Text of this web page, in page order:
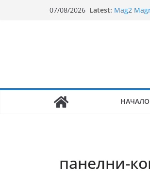
07/08/2026 Latest: Mag2
Ново
НАЧАЛО
панелни-